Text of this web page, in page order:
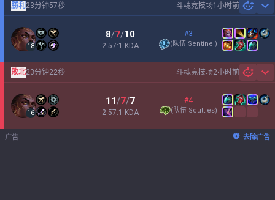
斗魂竞技场1小时前
勝利 23分钟57秒
18
8/7/10
2.57:1 KDA
#3
(队伍 Sentinel)
斗魂竞技场2小时前
敗北23分钟22秒
16
11/7/7
2.57:1 KDA
#4
(队伍 Scuttles)
广告 去除广告